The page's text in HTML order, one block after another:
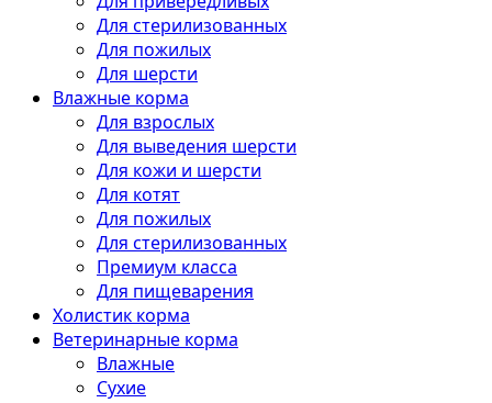
Для стерилизованных
Для пожилых
Для шерсти
Влажные корма
Для взрослых
Для выведения шерсти
Для кожи и шерсти
Для котят
Для пожилых
Для стерилизованных
Премиум класса
Для пищеварения
Холистик корма
Ветеринарные корма
Влажные
Сухие